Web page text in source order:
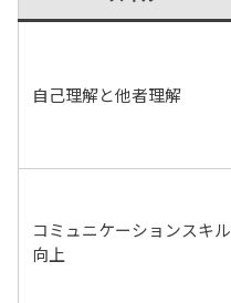
自己理解と他者理解
コミュニケーションスキル
向上